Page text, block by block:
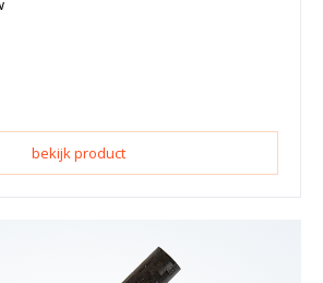
bekijk product